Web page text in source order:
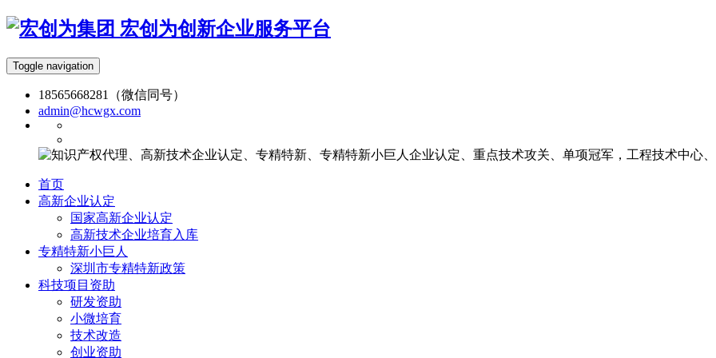
宏创为创新企业服务平台
Toggle navigation
18565668281（微信同号）
admin@hcwgx.com
首页
高新企业认定
国家高新企业认定
高新技术企业培育入库
专精特新小巨人
深圳市专精特新政策
科技项目资助
研发资助
小微培育
技术改造
创业资助